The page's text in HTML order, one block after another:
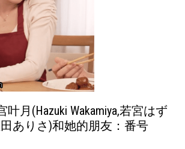
月(Hazuki Wakamiya,若宮はず
ありさ)和她的朋友：番号